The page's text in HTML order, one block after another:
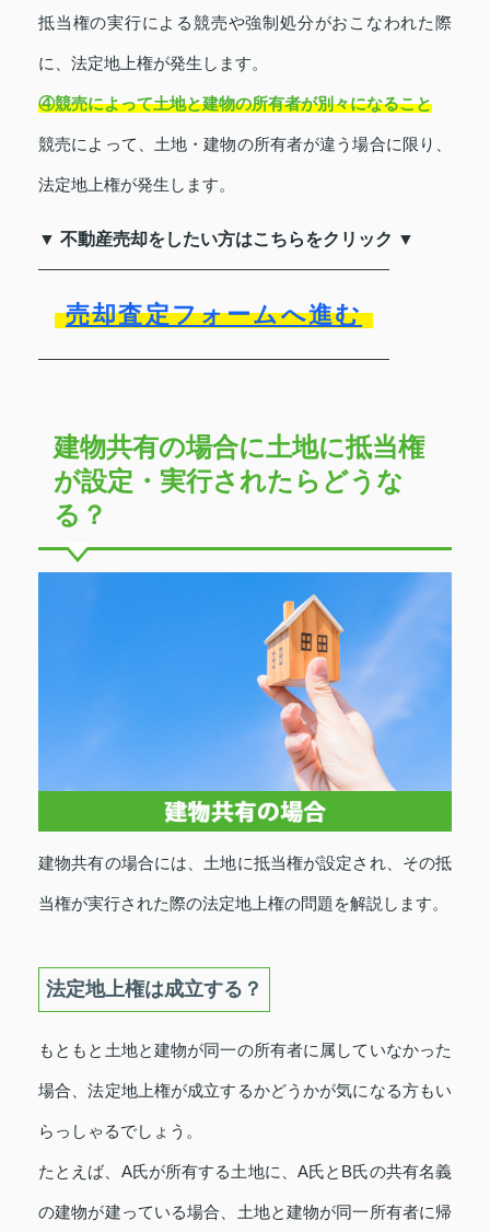
抵当権の実行による競売や強制処分がおこなわれた際
に、法定地上権が発生します。
④競売によって土地と建物の所有者が別々になること
競売によって、土地・建物の所有者が違う場合に限り、
法定地上権が発生します。
▼ 不動産売却をしたい方はこちらをクリック ▼
売却査定フォームへ進む
建物共有の場合に土地に抵当権
が設定・実行されたらどうな
る？
建物共有の場合には、土地に抵当権が設定され、その抵
当権が実行された際の法定地上権の問題を解説します。
法定地上権は成立する？
もともと土地と建物が同一の所有者に属していなかった
場合、法定地上権が成立するかどうかが気になる方もい
らっしゃるでしょう。
たとえば、A氏が所有する土地に、A氏とB氏の共有名義
の建物が建っている場合、土地と建物が同一所有者に帰